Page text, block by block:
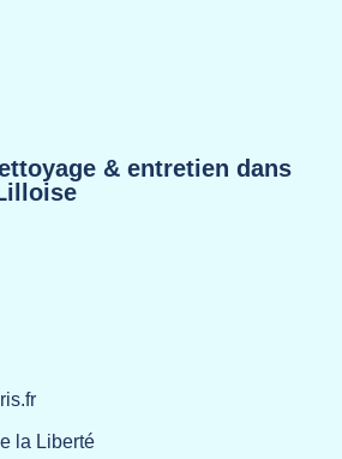
& entretien dans
la Liberté